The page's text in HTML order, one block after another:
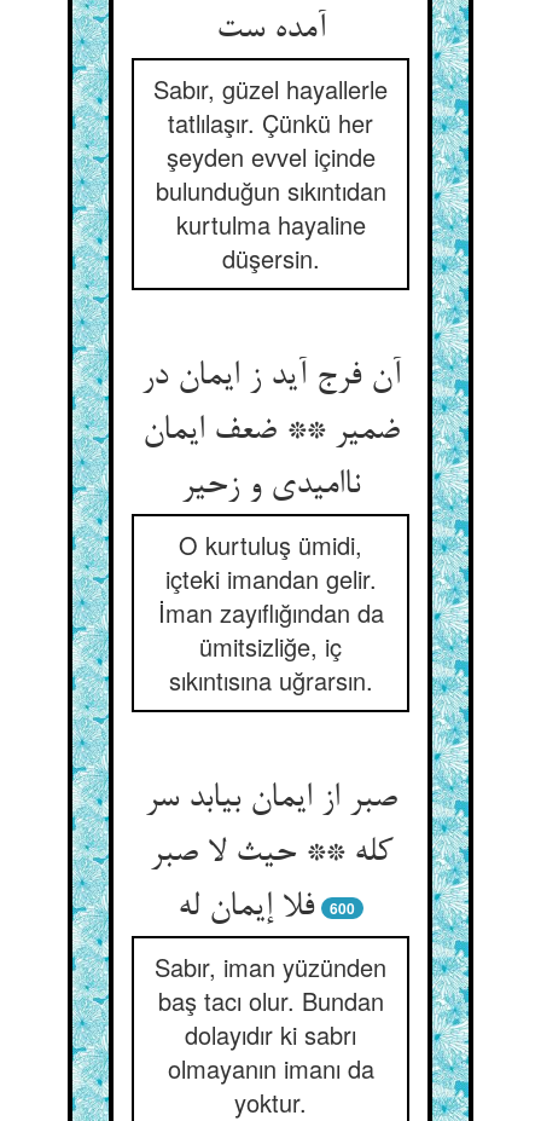
آمده ست‏
Sabır, güzel hayallerle
tatlılaşır. Çünkü her
şeyden evvel içinde
bulunduğun sıkıntıdan
kurtulma hayaline
düşersin.
آن فرج آید ز ایمان در
ضمیر ** ضعف ایمان
ناامیدی و زحیر
O kurtuluş ümidi,
içteki imandan gelir.
İman zayıflığından da
ümitsizliğe, iç
sıkıntısına uğrarsın.
صبر از ایمان بیابد سر
کله ** حیث لا صبر
فلا إیمان له‏
600
Sabır, iman yüzünden
baş tacı olur. Bundan
dolayıdır ki sabrı
olmayanın imanı da
yoktur.